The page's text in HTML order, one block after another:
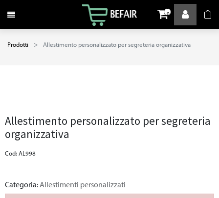
Attiva / disattiva la navigazione 0
Prodotti Allestimento personalizzato per segreteria organizzativa
Allestimento personalizzato per segreteria
organizzativa
Cod: AL998
Categoria:Allestimenti personalizzati